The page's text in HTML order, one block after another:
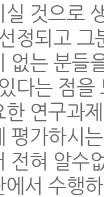
것으로
정되고
없는 분들
다는 점
연구과
평가하시
전혀 알수
서 수행